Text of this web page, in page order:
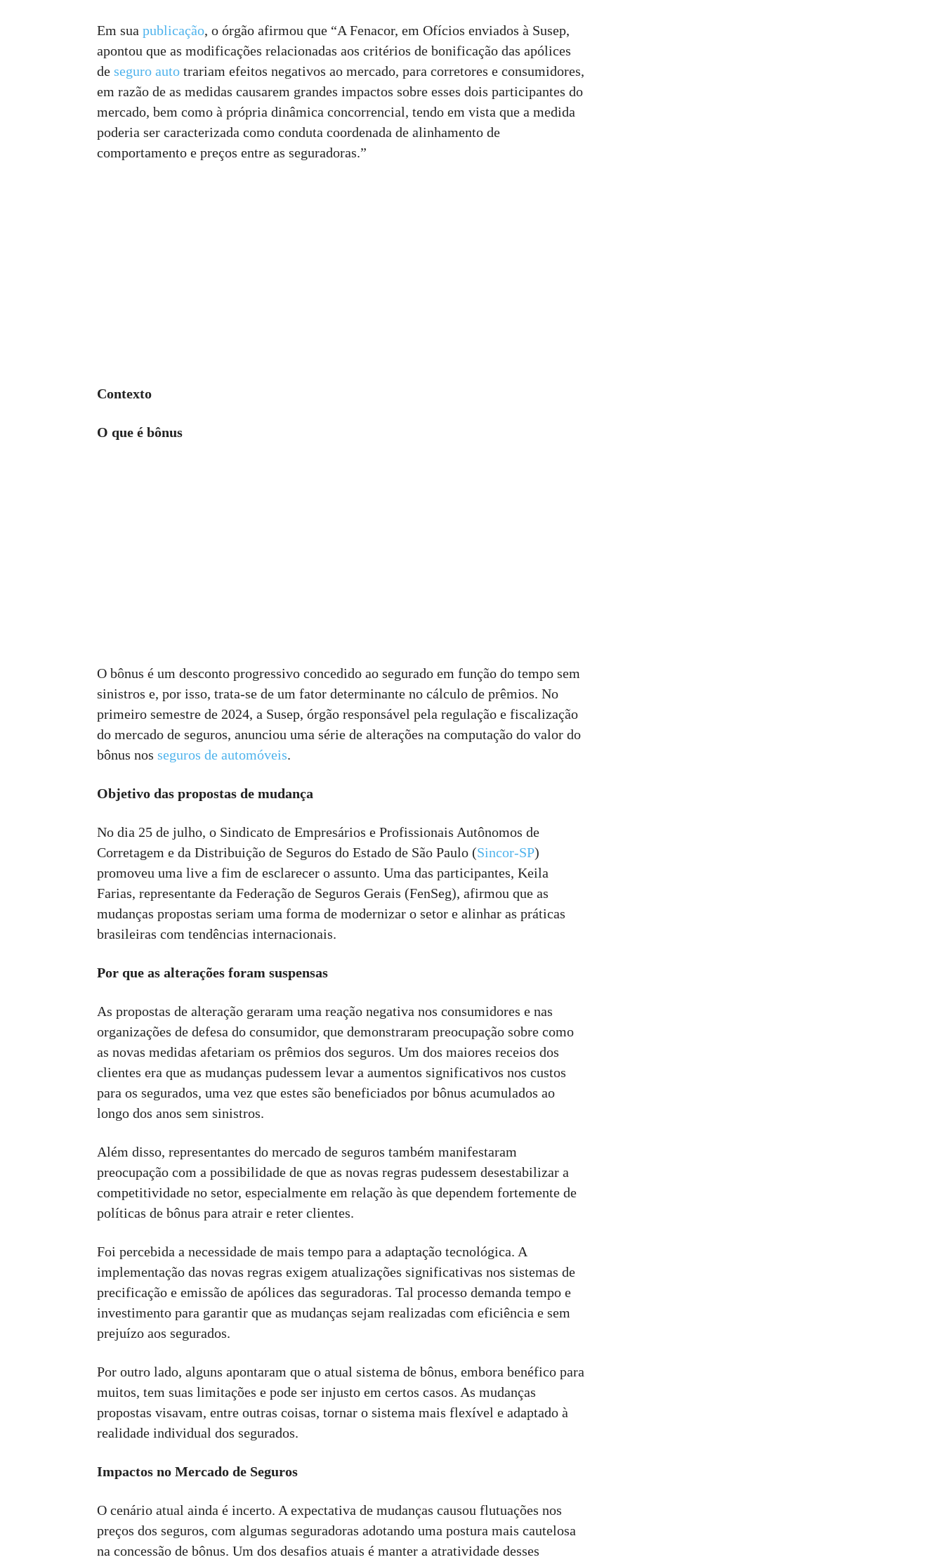
Em sua publicação, o órgão afirmou que “A Fenacor, em Ofícios enviados à Susep,
apontou que as modificações relacionadas aos critérios de bonificação das apólices
de seguro auto trariam efeitos negativos ao mercado, para corretores e consumidores,
em razão de as medidas causarem grandes impactos sobre esses dois participantes do
mercado, bem como à própria dinâmica concorrencial, tendo em vista que a medida
poderia ser caracterizada como conduta coordenada de alinhamento de
comportamento e preços entre as seguradoras.”
Contexto
O que é bônus
O bônus é um desconto progressivo concedido ao segurado em função do tempo sem
sinistros e, por isso, trata-se de um fator determinante no cálculo de prêmios. No
primeiro semestre de 2024, a Susep, órgão responsável pela regulação e fiscalização
do mercado de seguros, anunciou uma série de alterações na computação do valor do
bônus nos seguros de automóveis.
Objetivo das propostas de mudança
No dia 25 de julho, o Sindicato de Empresários e Profissionais Autônomos de
Corretagem e da Distribuição de Seguros do Estado de São Paulo (Sincor-SP)
promoveu uma live a fim de esclarecer o assunto. Uma das participantes, Keila
Farias, representante da Federação de Seguros Gerais (FenSeg), afirmou que as
mudanças propostas seriam uma forma de modernizar o setor e alinhar as práticas
brasileiras com tendências internacionais.
Por que as alterações foram suspensas
As propostas de alteração geraram uma reação negativa nos consumidores e nas
organizações de defesa do consumidor, que demonstraram preocupação sobre como
as novas medidas afetariam os prêmios dos seguros. Um dos maiores receios dos
clientes era que as mudanças pudessem levar a aumentos significativos nos custos
para os segurados, uma vez que estes são beneficiados por bônus acumulados ao
longo dos anos sem sinistros.
Além disso, representantes do mercado de seguros também manifestaram
preocupação com a possibilidade de que as novas regras pudessem desestabilizar a
competitividade no setor, especialmente em relação às que dependem fortemente de
políticas de bônus para atrair e reter clientes.
Foi percebida a necessidade de mais tempo para a adaptação tecnológica. A
implementação das novas regras exigem atualizações significativas nos sistemas de
precificação e emissão de apólices das seguradoras. Tal processo demanda tempo e
investimento para garantir que as mudanças sejam realizadas com eficiência e sem
prejuízo aos segurados.
Por outro lado, alguns apontaram que o atual sistema de bônus, embora benéfico para
muitos, tem suas limitações e pode ser injusto em certos casos. As mudanças
propostas visavam, entre outras coisas, tornar o sistema mais flexível e adaptado à
realidade individual dos segurados.
Impactos no Mercado de Seguros
O cenário atual ainda é incerto. A expectativa de mudanças causou flutuações nos
preços dos seguros, com algumas seguradoras adotando uma postura mais cautelosa
na concessão de bônus. Um dos desafios atuais é manter a atratividade desses